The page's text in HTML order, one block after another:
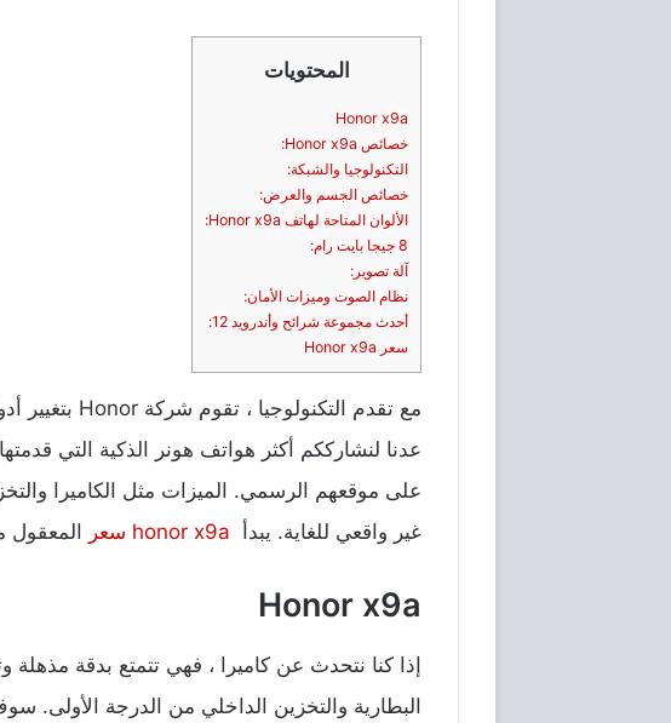
المحتويات
Honor x9a
خصائص Honor x9a:
التكنولوجيا والشبكة:
خصائص الجسم والعرض:
الألوان المتاحة لهاتف Honor x9a:
8 جيجا بايت رام:
آلة تصوير:
نظام الصوت وميزات الأمان:
أحدث مجموعة شرائح وأندرويد 12:
سعر Honor x9a
مع تقدم التكنولوجيا ، تقوم شركة بتغيير
عدنا لنشارككم أكثر هواتف هونر الذكية التي قدمتها
على موقعهم الرسمي. الميزات مثل الكاميرا
غير واقعي للغاية. يبدأ honor x9a سعر المعقول
Honor x9a
إذا كنا نتحدث عن كاميرا ، فهي تتمتع بدقة مذهلة
البطارية والتخزين الداخلي من الدرجة الأولى.